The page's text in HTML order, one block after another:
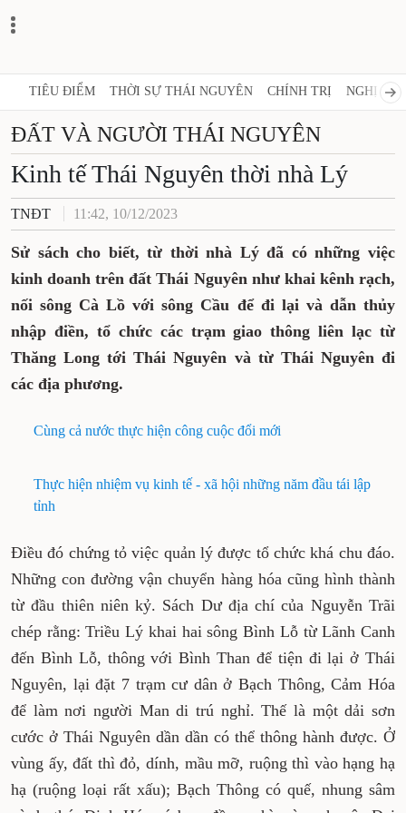
TIÊU ĐIỂM THỜI SỰ THÁI NGUYÊN CHÍNH TRỊ NGHỊ
ĐẤT VÀ NGƯỜI THÁI NGUYÊN
Kinh tế Thái Nguyên thời nhà Lý
TNĐT 11:42, 10/12/2023
Sử sách cho biết, từ thời nhà Lý đã có những việc
kinh doanh trên đất Thái Nguyên như khai kênh rạch,
nối sông Cà Lồ với sông Cầu để đi lại và dẫn thủy
nhập điền, tổ chức các trạm giao thông liên lạc từ
Thăng Long tới Thái Nguyên và từ Thái Nguyên đi
các địa phương.
Cùng cả nước thực hiện công cuộc đổi mới
Thực hiện nhiệm vụ kinh tế - xã hội những năm đầu tái lập
tỉnh
Điều đó chứng tỏ việc quản lý được tổ chức khá chu đáo.
Những con đường vận chuyển hàng hóa cũng hình thành
từ đầu thiên niên kỷ. Sách Dư địa chí của Nguyễn Trãi
chép rằng: Triều Lý khai hai sông Bình Lỗ từ Lãnh Canh
đến Bình Lỗ, thông với Bình Than để tiện đi lại ở Thái
Nguyên, lại đặt 7 trạm cư dân ở Bạch Thông, Cảm Hóa
để làm nơi người Man di trú nghỉ. Thế là một dải sơn
cước ở Thái Nguyên dần dần có thể thông hành được. Ở
vùng ấy, đất thì đỏ, dính, mầu mỡ, ruộng thì vào hạng hạ
hạ (ruộng loại rất xấu); Bạch Thông có quế, nhung sâm